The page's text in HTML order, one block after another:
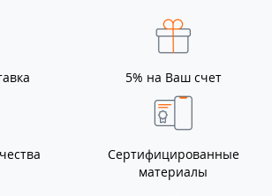
5% на Ваш счет
Сертифицированные
материалы